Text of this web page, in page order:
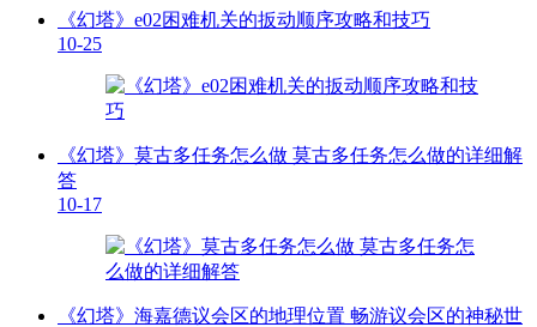
《幻塔》e02困难机关的扳动顺序攻略和技巧
10-25
《幻塔》莫古多任务怎么做 莫古多任务怎么做的详细解
答
10-17
《幻塔》海嘉德议会区的地理位置 畅游议会区的神秘世